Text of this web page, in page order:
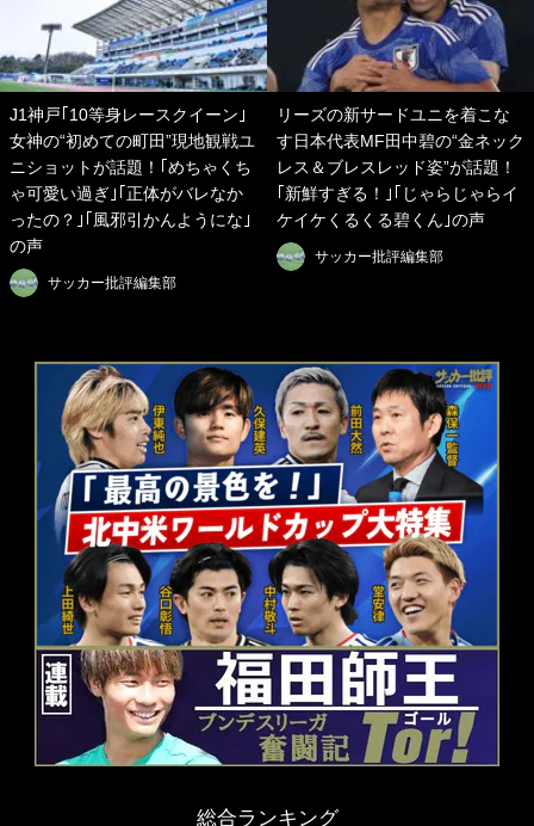
J1神戸｢10等身レースクイーン｣
女神の“初めての町田”現地観戦ユ
ニショットが話題！｢めちゃくち
ゃ可愛い過ぎ｣｢正体がバレなか
ったの？｣｢風邪引かんようにな｣
の声
サッカー批評編集部
リーズの新サードユニを着こな
す日本代表MF田中碧の“金ネック
レス＆ブレスレッド姿”が話題！
｢新鮮すぎる！｣｢じゃらじゃらイ
ケイケくるくる碧くん｣の声
サッカー批評編集部
総合ランキング